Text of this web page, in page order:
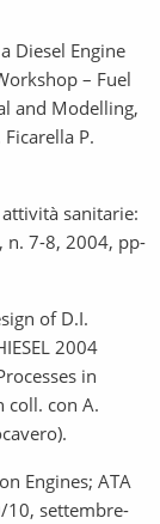
Diesel Engine
– Fuel
and Modelling,
P.
sanitarie:
n. 7-8, 2004, pp-
of D.I.
2004
in
coll. con A.
Engines; ATA
10, settembre-